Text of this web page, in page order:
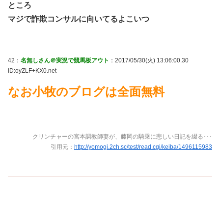
ところ
マジで詐欺コンサルに向いてるよこいつ
42： 名無しさん＠実況で競馬板アウト ：2017/05/30(火) 13:06:00.30
ID:oyZLF+KX0.net
なお小牧のブログは全面無料
クリンチャーの宮本調教師妻が、藤岡の騎乗に悲しい日記を綴る･･･
引用元： http://yomogi.2ch.sc/test/read.cgi/keiba/1496115983